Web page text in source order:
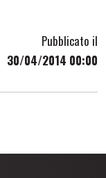
Pubblicato il
30/04/2014 00:00